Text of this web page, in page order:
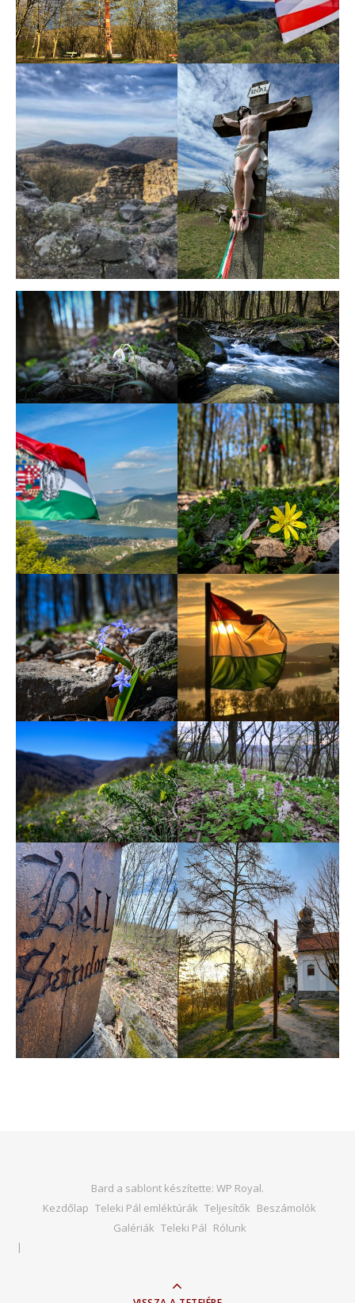
Bard a sablont készítette: WP Royal.
Kezdőlap Teleki Pál emléktúrák Teljesítők Beszámolók
Galériák Teleki Pál Rólunk